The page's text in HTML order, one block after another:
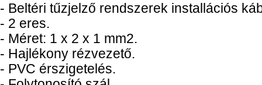
- Beltéri tűzjelző rendszerek installációs
- 2 eres.
- Méret: 1 x 2 x 1 mm2.
- Hajlékony rézvezető.
- PVC érszigetelés.